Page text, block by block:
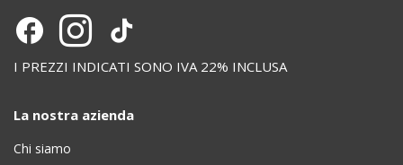
I PREZZI INDICATI SONO IVA 22% INCLUSA
La nostra azienda
Chi siamo